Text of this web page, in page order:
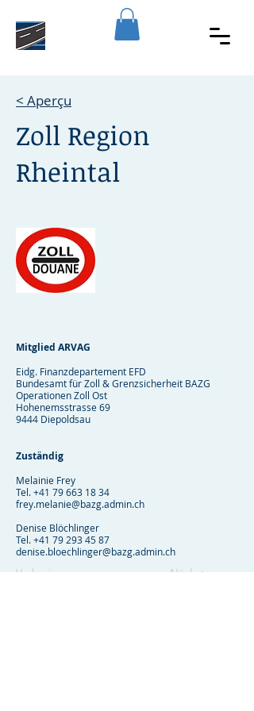
< Aperçu
Zoll Region
Rheintal
Mitglied ARVAG
Eidg. Finanzdepartement EFD
Bundesamt für Zoll & Grenzsicherheit BAZG
Operationen Zoll Ost
Hohenemsstrasse 69
9444 Diepoldsau
Zuständig
Melainie Frey
Tel. +41 79 663 18 34
frey.melanie@bazg.admin.ch
Denise Blöchlinger
Tel. +41 79 293 45 87
denise.bloechlinger@bazg.admin.ch
Vorherige Nächste